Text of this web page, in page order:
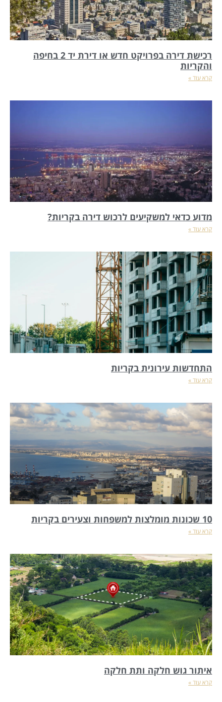
רכישת דירה בפרויקט חדש או דירת יד 2 בחיפה
והקריות
קרא עוד »
מדוע כדאי למשקיעים לרכוש דירה בקריות?
קרא עוד »
התחדשות עירונית בקריות
קרא עוד »
10 שכונות מומלצות למשפחות וצעירים בקריות
קרא עוד »
איתור גוש חלקה ותת חלקה
קרא עוד »